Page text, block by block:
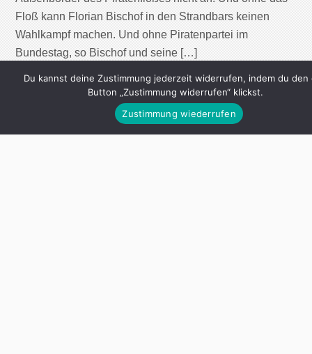
Floß kann Florian Bischof in den Strandbars keinen
Wahlkampf machen. Und ohne Piratenpartei im
Bundestag, so Bischof und seine […]
Continue Reading
Du kannst deine Zustimmung jederzeit widerrufen, indem du den
Button „Zustimmung widerrufen“ klickst.
Zustimmung wiederrufen